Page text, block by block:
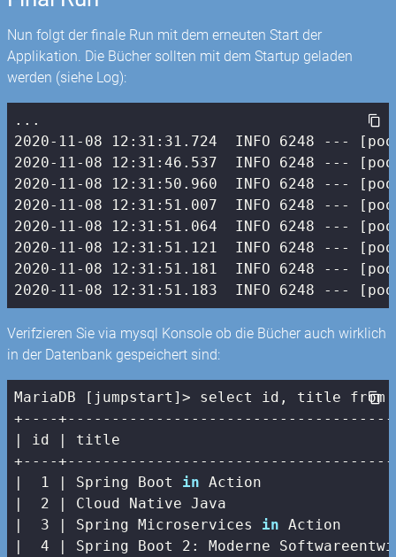
Nun folgt der finale Run mit dem erneuten Start der
Applikation. Die Bücher sollten mit dem Startup geladen
werden (siehe Log):
2020-11-08 12 : 31 : 31.724
  INFO
6248 ---
2020-11-08 12 : 31 :46.537
  INFO
6248 ---
2020-11-08 12 : 31 : 50.960
  INFO
6248 ---
2020-11-08 12 : 31 : 51.007
  INFO
6248 ---
2020-11-08 12 : 31 : 51.064
  INFO
6248 ---
2020-11-08 12 : 31 : 51.121
  INFO
6248 ---
2020-11-08 12 : 31 : 51.181
  INFO
6248 ---
2020-11-08 12 : 31 : 51.183
  INFO
6248 ---
Verifzieren Sie via mysql Konsole ob die Bücher auch wirklich
in der Datenbank gespeichert sind:
MariaDB [jumpstart]> select id, title from
| id |
+----
|
1 | Spring Boot in Action
|  2 |
Cloud
|
3 | Spring Microservices in Action
|  4 |
Spring Boot 2 : Moderne